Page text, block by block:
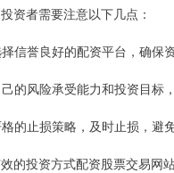
资者需要注意以下几点：
信誉良好的配资平台，确保资
的风险承受能力和投资目标
的止损策略，及时止损，避
的投资方式配资股票交易网